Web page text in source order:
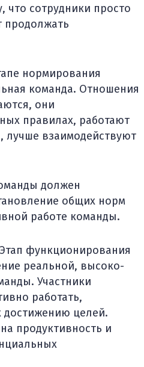
что сотрудники просто
продолжать
нормирования
команда. Отношения
они
правилах, работают
лучше взаимодействуют
должен
общих норм
работе команды.
Этап функционирования
реальной, высоко-
Участники
работать,
достижению целей.
продуктивность и